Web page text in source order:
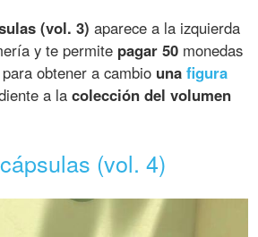
(vol. 3) aparece a la izquierda
y te permite pagar 50 monedas
obtener a cambio unafigura
a lacolección del volumen
(vol. 4)